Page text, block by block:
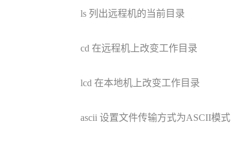
ls 列出远程机的当前目录
cd 在远程机上改变工作目录
lcd 在本地机上改变工作目录
ascii 设置文件传输方式为ASCII模式